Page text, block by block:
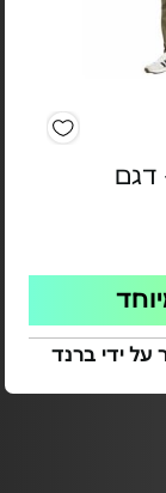
דגם
על ידי ברנד